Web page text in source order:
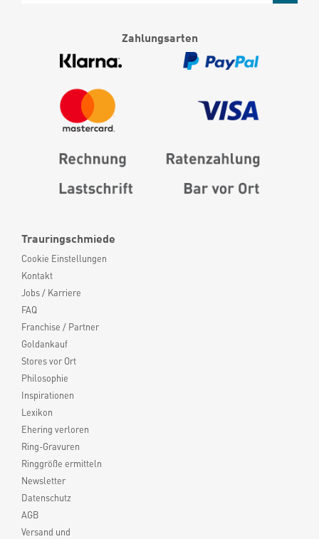
Trauringschmiede
Cookie Einstellungen
Kontakt
Jobs / Karriere
FAQ
Franchise / Partner
Goldankauf
Stores vor Ort
Philosophie
Inspirationen
Lexikon
Ehering verloren
Ring-Gravuren
Ringgröße ermitteln
Newsletter
Datenschutz
AGB
Versand und
Zahlungsarten